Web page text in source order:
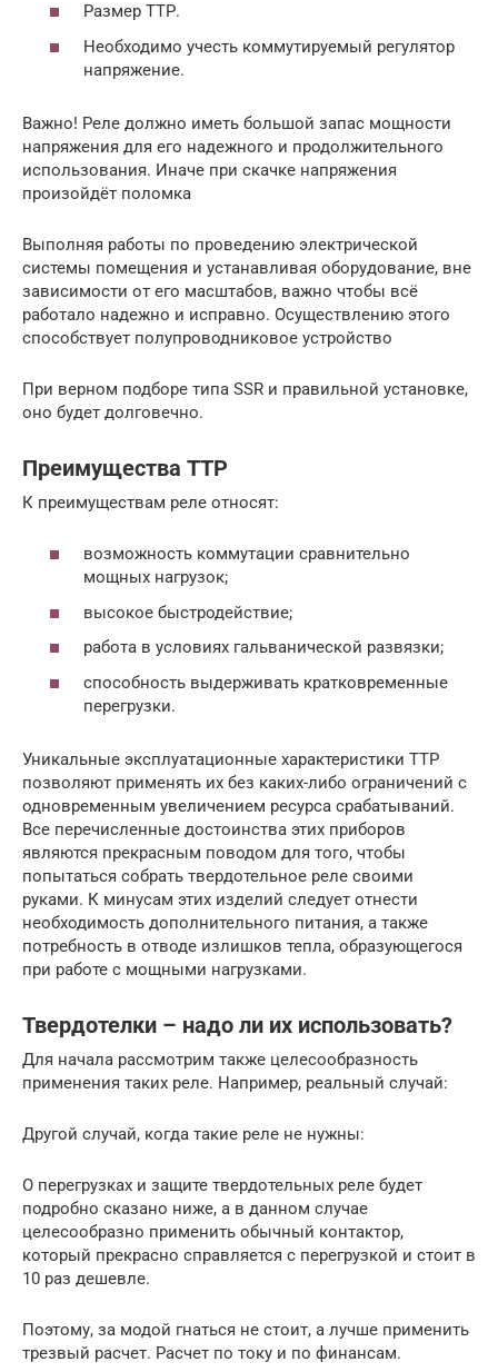
Размер ТТР.
Необходимо учесть коммутируемый регулятор
напряжение.
Важно! Реле должно иметь большой запас мощности
напряжения для его надежного и продолжительного
использования. Иначе при скачке напряжения
произойдёт поломка
Выполняя работы по проведению электрической
системы помещения и устанавливая оборудование, вне
зависимости от его масштабов, важно чтобы всё
работало надежно и исправно. Осуществлению этого
способствует полупроводниковое устройство
При верном подборе типа SSR и правильной установке,
оно будет долговечно.
Преимущества ТТР
К преимуществам реле относят:
возможность коммутации сравнительно
мощных нагрузок;
высокое быстродействие;
работа в условиях гальванической развязки;
способность выдерживать кратковременные
перегрузки.
Уникальные эксплуатационные характеристики ТТР
позволяют применять их без каких-либо ограничений с
одновременным увеличением ресурса срабатываний.
Все перечисленные достоинства этих приборов
являются прекрасным поводом для того, чтобы
попытаться собрать твердотельное реле своими
руками. К минусам этих изделий следует отнести
необходимость дополнительного питания, а также
потребность в отводе излишков тепла, образующегося
при работе с мощными нагрузками.
Твердотелки – надо ли их использовать?
Для начала рассмотрим также целесообразность
применения таких реле. Например, реальный случай:
Другой случай, когда такие реле не нужны:
О перегрузках и защите твердотельных реле будет
подробно сказано ниже, а в данном случае
целесообразно применить обычный контактор,
который прекрасно справляется с перегрузкой и стоит в
10 раз дешевле.
Поэтому, за модой гнаться не стоит, а лучше применить
трезвый расчет. Расчет по току и по финансам.